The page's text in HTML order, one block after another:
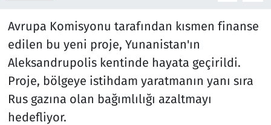
Avrupa Komisyonu tarafından kısmen finanse
edilen bu yeni proje, Yunanistan'ın
Aleksandrupolis kentinde hayata geçirildi.
Proje, bölgeye istihdam yaratmanın yanı sıra
Rus gazına olan bağımlılığı azaltmayı
hedefliyor.
Spor
Teknoloji ve Bilim
Televizyon